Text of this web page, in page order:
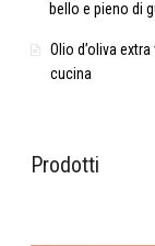
bello e pieno di
Olio d’oliva
cucina
Prodotti